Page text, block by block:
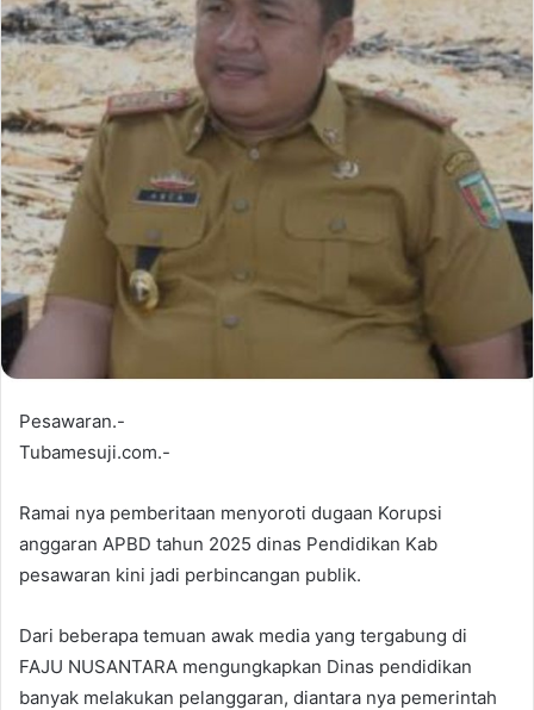
Pesawaran.-
Tubamesuji.com.-
Ramai nya pemberitaan menyoroti dugaan Korupsi
anggaran APBD tahun 2025 dinas Pendidikan Kab
pesawaran kini jadi perbincangan publik.
Dari beberapa temuan awak media yang tergabung di
FAJU NUSANTARA mengungkapkan Dinas pendidikan
banyak melakukan pelanggaran, diantara nya pemerintah